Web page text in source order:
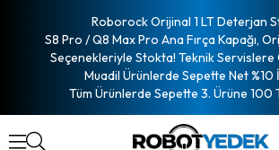
Roborock Orijinal 1 LT Deterjan
S8 Pro / Q8 Max Pro Ana Fırça Kapağı,
Seçenekleriyle Stokta! Teknik Servislere
Muadil Ürünlerde Sepette Net %10
Tüm Ürünlerde Sepette 3. Ürüne 100